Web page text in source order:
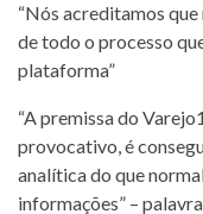
“Nós acreditamos
de todo o processo
plataforma”
“A premissa do
provocativo, é
analítica do que
informações” –